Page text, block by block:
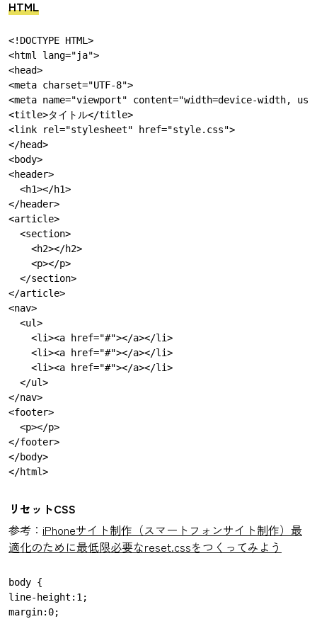
HTML
<!DOCTYPE HTML>
<html lang="ja">
<head>
<meta charset="UTF-8">
<meta name="viewport" content="width=device-width,
<title>タイトル</title>
<link rel="stylesheet" href="style.css">
</head>
<body>
<header>
<h1></h1>
</header>
<article>
<section>
<h2></h2>
<p></p>
</section>
</article>
<nav>
<ul>
<li><a href="#"></a></li>
<li><a href="#"></a></li>
<li><a href="#"></a></li>
</ul>
</nav>
<footer>
<p></p>
</footer>
</body>
リセットCSS
参考： iPhoneサイト制作（スマートフォンサイト制作）最
適化のために最低限必要なreset.cssをつくってみよう
body {
line-height:1;
margin:0;